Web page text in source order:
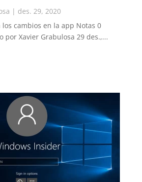
| des. 29, 2020
cambios en la app Notas 0
por Xavier Grabulosa 29 des.,...